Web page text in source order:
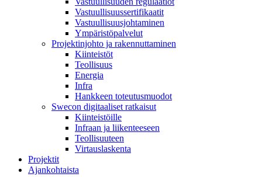
Vastuullisuussertifikaatit
Vastuullisuusjohtaminen
Ympäristöpalvelut
Projektinjohto ja rakennuttaminen
Kiinteistöt
Teollisuus
Energia
Infra
Hankkeen toteutusmuodot
Swecon digitaaliset ratkaisut
Kiinteistöille
Infraan ja liikenteeseen
Teollisuuteen
Virtauslaskenta
Projektit
Ajankohtaista